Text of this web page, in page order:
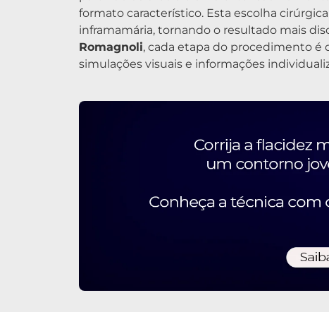
formato característico. Esta escolha
inframamária, tornando o resultado mais
Romagnoli, cada etapa do procedimento
simulações visuais e informações